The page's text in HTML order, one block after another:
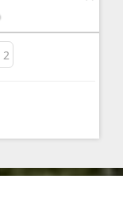
2